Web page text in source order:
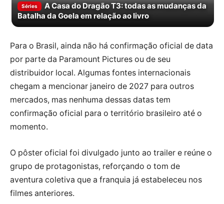
Séries
A Casa do Dragão T3: todas as mudanças da
Batalha da Goela em relação ao livro
Para o Brasil, ainda não há confirmação oficial de data
por parte da Paramount Pictures ou de seu
distribuidor local. Algumas fontes internacionais
chegam a mencionar janeiro de 2027 para outros
mercados, mas nenhuma dessas datas tem
confirmação oficial para o território brasileiro até o
momento.
O pôster oficial foi divulgado junto ao trailer e reúne o
grupo de protagonistas, reforçando o tom de
aventura coletiva que a franquia já estabeleceu nos
filmes anteriores.